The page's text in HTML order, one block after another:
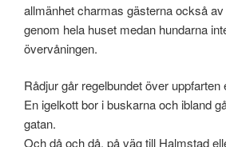
allmänhet charmas gästerna också
genom hela huset medan hundarna
övervåningen.
Rådjur går regelbundet över uppfarten
En igelkott bor i buskarna och ibland
gatan.
Och då och då, på väg till Halmstad